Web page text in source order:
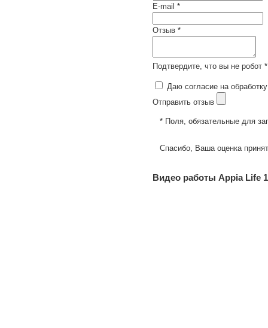
E-mail *
Отзыв *
Подтвердите, что вы не робот *
Даю согласие на
Отправить отзыв
* Поля, обязательные для
Спасибо, Ваша оценка
Видео работы Appia Life